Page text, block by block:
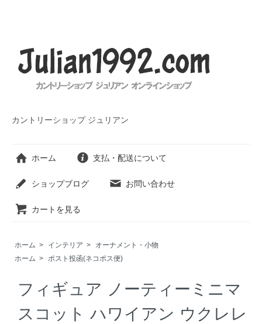
カントリーショップ ジュリアン
ホーム 支払・配送について
ショップブログ お問い合わせ
カートを見る
ホーム > インテリア >
オーナメント・小物
ホーム > ポスト投函(ネコポス便)
フィギュア ノーティーミニマ
スコット ハワイアン ウクレレ